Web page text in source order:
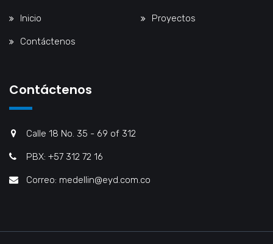
Inicio Proyectos
Contáctenos
Contáctenos
Calle 18 No. 35 - 69 of 312
PBX: +57 312 72 16
Correo: medellin@eyd.com.co